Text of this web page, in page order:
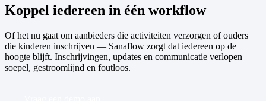
Koppel iedereen in één workflow
Of het nu gaat om aanbieders die activiteiten verzorgen of ouders
die kinderen inschrijven — Sanaflow zorgt dat iedereen op de
hoogte blijft. Inschrijvingen, updates en communicatie verlopen
soepel, gestroomlijnd en foutloos.